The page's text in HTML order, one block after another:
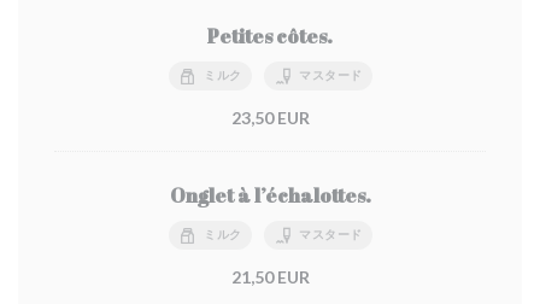
Petites côtes.
ミルク マスタード
23,50 EUR
Onglet à l’échalottes.
ミルク マスタード
21,50 EUR